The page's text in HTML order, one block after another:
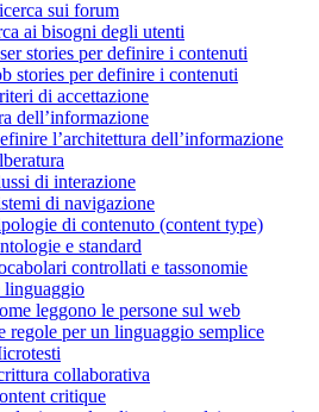
sui forum
ai bisogni degli utenti
stories per definire i contenuti
stories per definire i contenuti
di accettazione
dell’informazione
l’architettura dell’informazione
di interazione
di navigazione
di contenuto (content type)
e standard
controllati e tassonomie
linguaggio
leggono le persone sul web
regole per un linguaggio semplice
collaborativa
critique